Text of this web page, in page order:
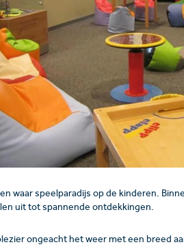
waar speelparadijs op de kinderen.
uit tot spannende ontdekkingen.
ongeacht het weer met een breed